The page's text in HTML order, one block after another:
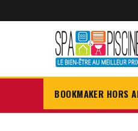
BOOKMAKER HORS